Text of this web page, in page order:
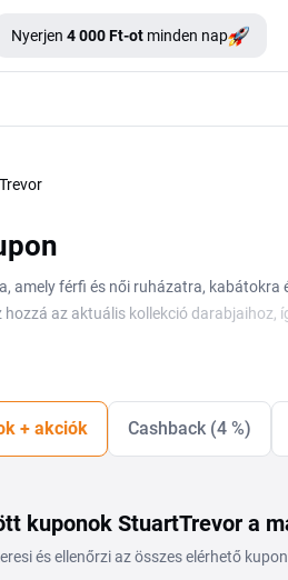
Nyerjen 4 000 Ft-ot minden nap
amely férfi és női ruházatra,
az aktuális kollekció
+ akciók Cashback (4 %)
kuponok StuartTrevor a
és ellenőrzi az összes elérhető